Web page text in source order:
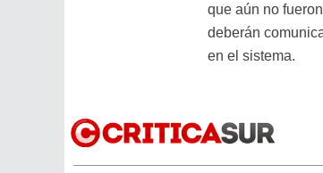
que aún no
deberán
en el sistema.